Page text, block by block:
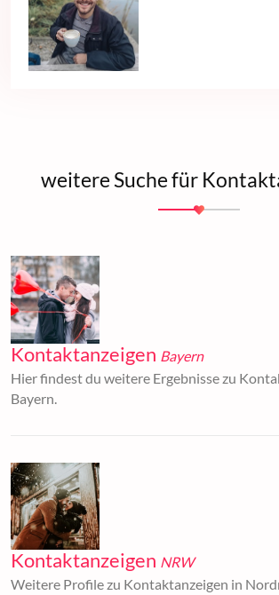
weitere Suche für
Kontaktanzeigen Bayern
Hier findest du weitere Ergebnisse zu
Bayern.
Kontaktanzeigen NRW
Weitere Profile zu Kontaktanzeigen in